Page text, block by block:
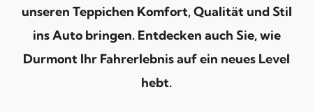
unseren Teppichen Komfort, Qualität und Stil
ins Auto bringen. Entdecken auch Sie, wie
Durmont Ihr Fahrerlebnis auf ein neues Level
hebt.